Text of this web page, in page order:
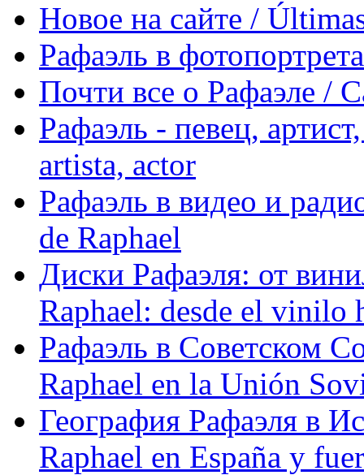
Новое на сайте /
Рафаэль в
Почти все о Рафаэле /
Рафаэль - певец,
artista, actor
Рафаэль в видео и
de Raphael
Диски Рафаэля: от
Raphael: desde el vinilo
Рафаэль в Советском
Raphael en la Unión
География Рафаэля в
Raphael en España y